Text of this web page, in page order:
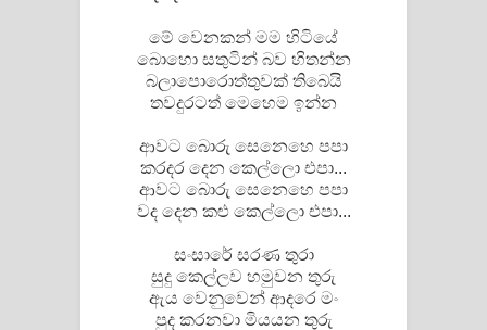
මේ වෙනකන් මම හිටියේ
බොහො සතුටින් බව හිතන්න
බලාපොරොත්තුවක් තිබෙයි
තවදුරටත් මෙහෙම ඉන්න
ආවට බොරු සෙනෙහෙ පපා
කරදර දෙන කෙල්ලො එපා...
ආවට බොරු සෙනෙහෙ පපා
වද දෙන කළු කෙල්ලො එපා...
සංසාරේ සරණ තුරා
සුදු කෙල්ලව හමුවන තුරු
ඇය වෙනුවෙන් ආදරෙ මං
පුද කරනවා මියයන තුරු